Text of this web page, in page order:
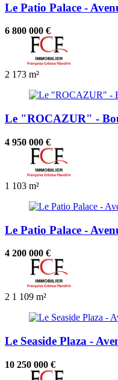
Le Patio Palace -
6 800 000 €
2 173 m²
Le "ROCAZUR" -
4 950 000 €
1 103 m²
Le Patio Palace -
4 200 000 €
2 1 109 m²
Le Seaside Plaza -
10 250 000 €